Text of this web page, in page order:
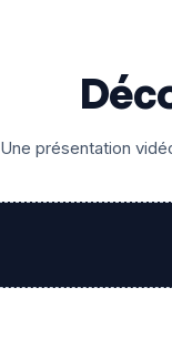
Une présentation